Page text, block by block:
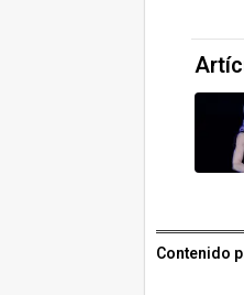
Contenido